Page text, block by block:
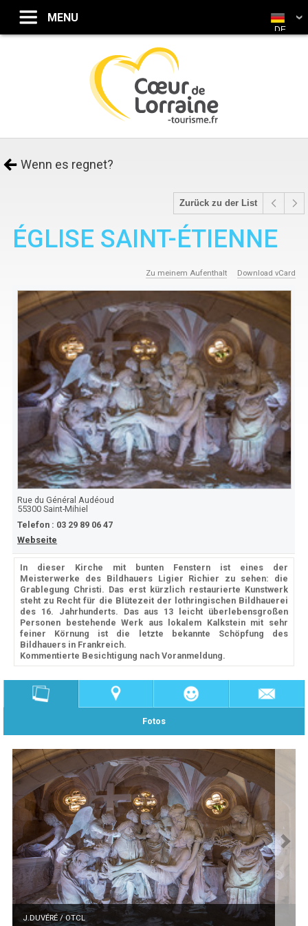
Wenn es regnet?
Zurück zu der List
ÉGLISE SAINT-ÉTIENNE
Zu meinem Aufenthalt Download vCard
Rue du Général Audéoud
55300Saint-Mihiel
Telefon : 03 29 89 06 47
Webseite
In dieser Kirche mit bunten Fenstern ist eines der
Meisterwerke des Bildhauers Ligier Richier zu sehen: die
Grablegung Christi. Das erst kürzlich restaurierte Kunstwerk
steht zu Recht für die Blütezeit der lothringischen Bildhauerei
des 16. Jahrhunderts. Das aus 13 leicht überlebensgroßen
Personen bestehende Werk aus lokalem Kalkstein mit sehr
feiner Körnung ist die letzte bekannte Schöpfung des
Bildhauers in Frankreich.
Kommentierte Besichtigung nach Voranmeldung.
Fotos
J.DUVÉRÉ / OTCL
DE